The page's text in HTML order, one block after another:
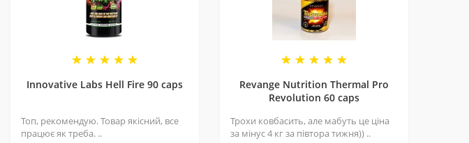
Innovative Labs Hell Fire 90 caps
Топ, рекомендую. Товар якісний, все
працює як треба. ..
Revange Nutrition Thermal Pro
Revolution 60 caps
Трохи ковбасить, але мабуть це ціна
за мінус 4 кг за півтора тижня)) ..